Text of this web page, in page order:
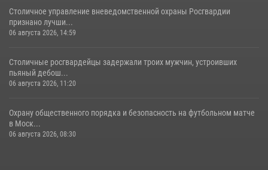
Столичное управление вневедомственной охраны Росгвардии
признано лучши...
06 августа 2026, 14:59
Столичные росгвардейцы задержали троих мужчин, устроивших
пьяный дебош...
06 августа 2026, 11:20
Охрану общественного порядка и безопасность на футбольном матче
в Моск...
06 августа 2026, 08:30